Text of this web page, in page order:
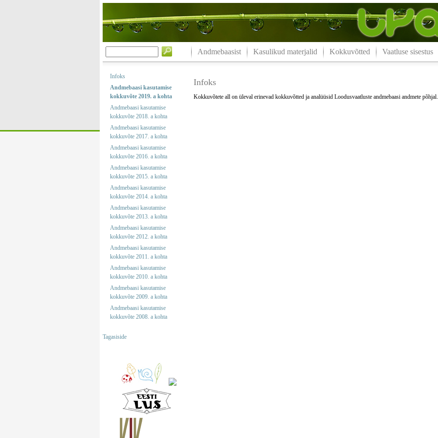
Andmebaasist Kasulikud materjalid Kokkuvõtted Vaatluse sisestus
Infoks
Andmebaasi kasutamise
kokkuvõte 2019. a kohta
Andmebaasi kasutamise
kokkuvõte 2018. a kohta
Andmebaasi kasutamise
kokkuvõte 2017. a kohta
Andmebaasi kasutamise
kokkuvõte 2016. a kohta
Andmebaasi kasutamise
kokkuvõte 2015. a kohta
Andmebaasi kasutamise
kokkuvõte 2014. a kohta
Andmebaasi kasutamise
kokkuvõte 2013. a kohta
Andmebaasi kasutamise
kokkuvõte 2012. a kohta
Andmebaasi kasutamise
kokkuvõte 2011. a kohta
Andmebaasi kasutamise
kokkuvõte 2010. a kohta
Andmebaasi kasutamise
kokkuvõte 2009. a kohta
Andmebaasi kasutamise
kokkuvõte 2008. a kohta
Tagasiside
Infoks
Kokkuvõtete all on üleval erinevad kokkuvõtted ja analüüsid Loodusvaatluste andmebaasi andmete põhjal.